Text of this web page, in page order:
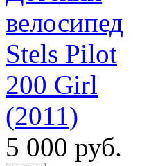
велосипед
Stels Pilot
200 Girl
(2011)
5 000 руб.